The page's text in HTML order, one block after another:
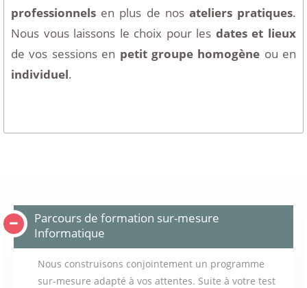
professionnels en plus de nos ateliers pratiques.
Nous vous laissons le choix pour les dates et lieux
de vos sessions en petit groupe homogène ou en
individuel.
Parcours de formation sur-mesure
Informatique
Nous construisons conjointement un programme
sur-mesure adapté à vos attentes. Suite à votre test